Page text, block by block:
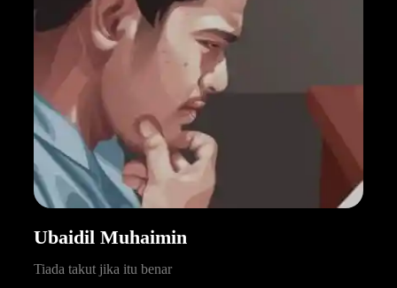
Ubaidil Muhaimin
Tiada takut jika itu benar